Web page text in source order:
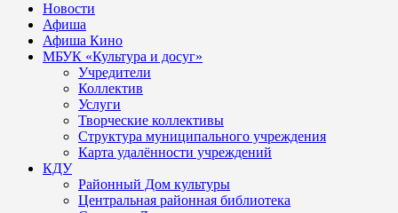
Новости
Афиша
Афиша Кино
МБУК «Культура и досуг»
Учредители
Коллектив
Услуги
Творческие коллективы
Структура муниципального учреждения
Карта удалённости учреждений
КДУ
Районный Дом культуры
Центральная районная библиотека